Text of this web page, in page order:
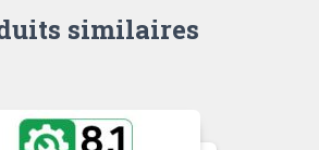
similaires